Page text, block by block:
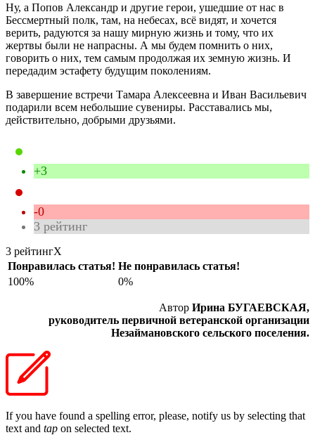
Ну, а Попов Александр и другие герои, ушедшие от нас в
Бессмертный полк, там, на небесах, всё видят, и хочется
верить, радуются за нашу мирную жизнь и тому, что их
жертвы были не напрасны. А мы будем помнить о них,
говорить о них, тем самым продолжая их земную жизнь. И
передадим эстафету будущим поколениям.
В завершение встречи Тамара Алексеевна и Иван Васильевич
подарили всем небольшие сувениры. Расставались мы,
действительно, добрыми друзьями.
+3
-0
3 рейтинг
3 рейтингX
Понравилась статья! Не понравилась статья!
100%
0%
Автор Ирина БУГАЕВСКАЯ,
руководитель первичной ветеранской организации
Незаймановского сельского поселения.
If you have found a spelling error, please, notify us by selecting that
text and tap on selected text.